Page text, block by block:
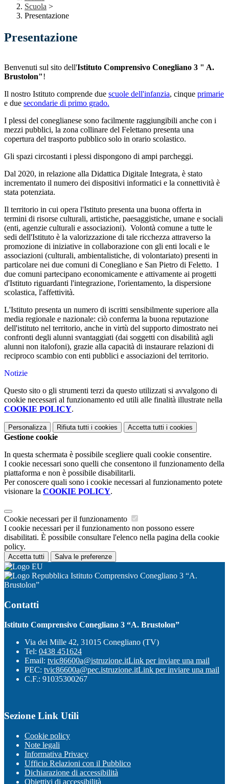
Scuola >
Presentazione
Presentazione
Benvenuti sul sito dell'Istituto Comprensivo Conegliano 3 " A.
Brustolon"!
Il nostro Istituto comprende due scuole dell'infanzia, cinque primarie
e due secondarie di primo grado.
I plessi del coneglianese sono facilmente raggiungibili anche con i
mezzi pubblici, la zona collinare del Felettano presenta una
copertura del trasporto pubblico solo in orario scolastico.
Gli spazi circostanti i plessi dispongono di ampi parcheggi.
Dal 2020, in relazione alla Didattica Digitale Integrata, è stato
incrementato il numero dei dispositivi informatici e la connettività è
stata potenziata.
Il territorio in cui opera l'Istituto presenta una buona offerta in
termini di risorse culturali, artistiche, paesaggistiche, umane e sociali
(enti, agenzie culturali e associazioni). Volontà comune a tutte le
sedi dell'Istituto è la valorizzazione di tale ricchezza attraverso la
promozione di iniziative in collaborazione con gli enti locali e le
associazioni (culturali, ambientalistiche, di volontariato) presenti in
particolare nei due comuni di Conegliano e San Pietro di Feletto. I
due comuni partecipano economicamente e attivamente ai progetti
d'Istituto riguardanti l'integrazione, l'orientamento, la dispersione
scolastica, l'affettività.
L'Istituto presenta un numero di iscritti sensibilmente superiore alla
media regionale e nazionale: ciò conferma la buona reputazione
dell'istituto nel territorio, anche in virtù del supporto dimostrato nei
confronti degli alunni svantaggiati (dai soggetti con disabilità agli
alunni non italofoni), grazie alla capacità di instaurare relazioni di
reciproco scambio con enti pubblici e associazioni del territorio.
Notizie
Questo sito o gli strumenti terzi da questo utilizzati si avvalgono di
cookie necessari al funzionamento ed utili alle finalità illustrate nella
COOKIE POLICY.
Personalizza Rifiuta tutti i cookies Accetta tutti i cookies
Gestione cookie
In questa schermata è possibile scegliere quali cookie consentire.
I cookie necessari sono quelli che consentono il funzionamento della
piattaforma e non è possibile disabilitarli.
Per conoscere quali sono i cookie necessari al funzionamento potete
visionare la COOKIE POLICY.
Cookie necessari per il funzionamento
I cookie necessari per il funzionamento non possono essere
disabilitati. È possibile consultare l'elenco nella pagina della cookie
policy.
Accetta tutti Salva le preferenze
Istituto Comprensivo Conegliano 3 “A.
Brustolon”
Contatti
Istituto Comprensivo Conegliano 3 “A. Brustolon”
Via dei Mille 42, 31015 Conegliano (TV)
Tel: 0438 451624
Email: tvic86600a@istruzione.itLink per inviare una mail
PEC: tvic86600a@pec.istruzione.itLink per inviare una mail
C.F.: 91035300267
Sezione Link Utili
Cookie policy
Note legali
Informativa Privacy
Ufficio Relazioni con il Pubblico
Dichiarazione di accessibilità
Obiettivi di accessibilità